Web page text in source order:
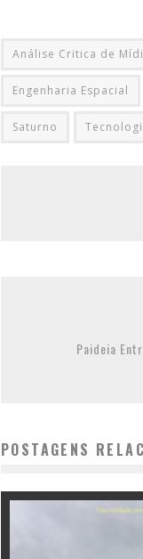
Análise Critica de
Engenharia Espacial
Saturno
Paideia
POSTAGENS